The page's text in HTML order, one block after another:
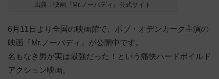
出典：映画『Mr.ノーバディ』公式サイト
6月11日より全国の映画館で、ボブ・オデンカーク主演の
映画『Mr.ノーバディ』が公開中です。
名もなき男が実は最強だった！という痛快ハードボイルド
アクション映画。